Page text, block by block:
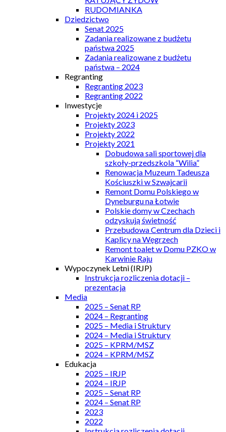
RUDOMIANKA
Dziedzictwo
Senat 2025
Zadania realizowane z budżetu
państwa 2025
Zadania realizowane z budżetu
państwa – 2024
Regranting
Regranting 2023
Regranting 2022
Inwestycje
Projekty 2024 i 2025
Projekty 2023
Projekty 2022
Projekty 2021
Dobudowa sali sportowej dla
szkoły-przedszkola “Wilia”
Renowacja Muzeum Tadeusza
Kościuszki w Szwajcarii
Remont Domu Polskiego w
Dyneburgu na Łotwie
Polskie domy w Czechach
odzyskują świetność
Przebudowa Centrum dla Dzieci i
Kaplicy na Węgrzech
Remont toalet w Domu PZKO w
Karwinie Raju
Wypoczynek Letni (IRJP)
Instrukcja rozliczenia dotacji –
prezentacja
Media
2025 – Senat RP
2024 – Regranting
2025 – Media i Struktury
2024 – Media i Struktury
2025 – KPRM/MSZ
2024 – KPRM/MSZ
Edukacja
2025 – IRJP
2024 – IRJP
2025 – Senat RP
2024 – Senat RP
2023
2022